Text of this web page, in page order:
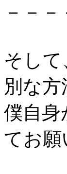
－－－
そし
別な
僕自身
てお